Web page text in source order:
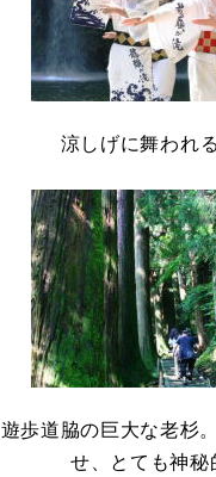
涼しげに舞われ
遊歩道脇の巨大な老杉
せ、とても神秘